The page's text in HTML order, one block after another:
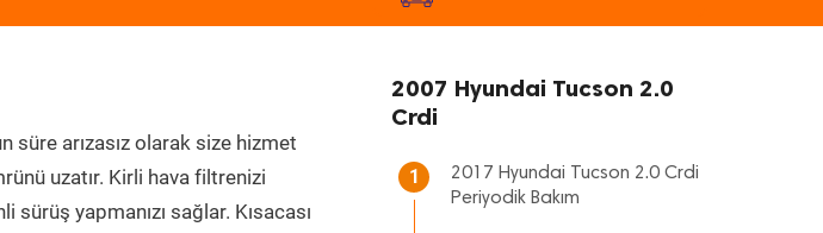
süre arızasız olarak size hizmet
uzatır. Kirli hava filtrenizi
yapmanızı sağlar. Kısacası
2007 Hyundai Tucson 2.0
Crdi
1
2017 Hyundai Tucson 2.0 Crdi
Periyodik Bakım